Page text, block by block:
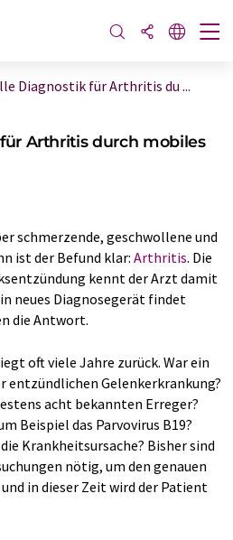
Diagnostik für Arthritis du ...
Arthritis durch mobiles
schmerzende, geschwollene und
ist der Befund klar: Arthritis. Die
kennt der Arzt damit
neues Diagnosegerät findet
die Antwort.
oft viele Jahre zurück. War ein
entzündlichen Gelenkerkrankung?
acht bekannten Erreger?
Beispiel das Parvovirus B19?
Krankheitsursache? Bisher sind
nötig, um den genauen
in dieser Zeit wird der Patient